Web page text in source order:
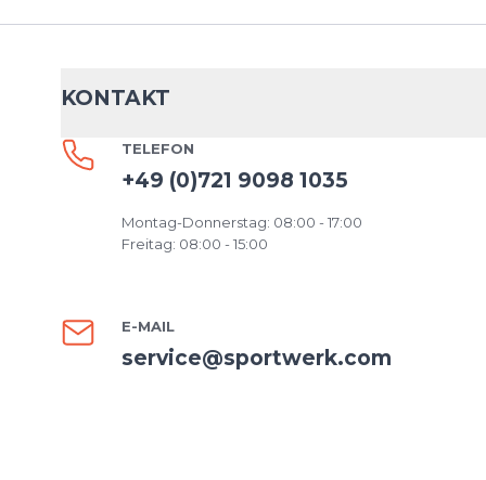
KONTAKT
TELEFON
+49 (0)721 9098 1035
Montag-Donnerstag: 08:00 - 17:00
Freitag: 08:00 - 15:00
E-MAIL
service@sportwerk.com